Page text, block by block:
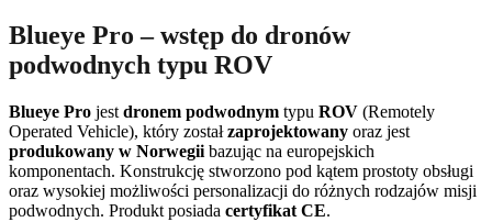
Blueye Pro – wstęp do dronów
podwodnych typu ROV
Blueye Pro jest dronem podwodnym typu ROV (Remotely
Operated Vehicle), który zostałzaprojektowany oraz jest
produkowany w Norwegii bazując na europejskich
komponentach. Konstrukcję stworzono pod kątem prostoty obsługi
oraz wysokiej możliwości personalizacji do różnych rodzajów misji
podwodnych. Produkt posiada certyfikat CE.